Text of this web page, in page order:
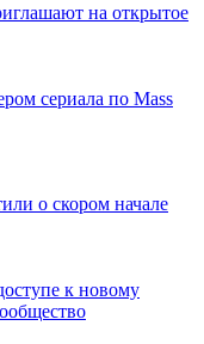
на открытое
сериала по Mass
о скором начале
к новому